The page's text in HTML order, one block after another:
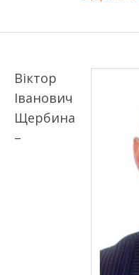
Віктор
Іванович
Щербина
–